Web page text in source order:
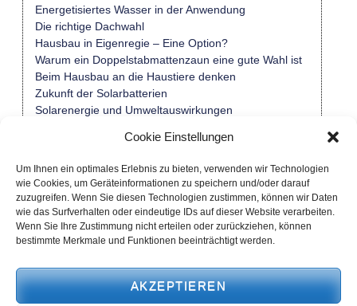
Cookie Einstellungen
Um Ihnen ein optimales Erlebnis zu bieten, verwenden wir Technologien
wie Cookies, um Geräteinformationen zu speichern und/oder darauf
zuzugreifen. Wenn Sie diesen Technologien zustimmen, können wir Daten
wie das Surfverhalten oder eindeutige IDs auf dieser Website verarbeiten.
Wenn Sie Ihre Zustimmung nicht erteilen oder zurückziehen, können
bestimmte Merkmale und Funktionen beeinträchtigt werden.
AKZEPTIEREN
Energetisiertes Wasser in der Anwendung
Die richtige Dachwahl
Hausbau in Eigenregie – Eine Option?
Warum ein Doppelstabmattenzaun eine gute Wahl ist
Beim Hausbau an die Haustiere denken
Zukunft der Solarbatterien
Solarenergie und Umweltauswirkungen
Solar-Anlage und Smart Home kombinieren
Kategorien
Allgemein
Finanzen | Recht
Haus